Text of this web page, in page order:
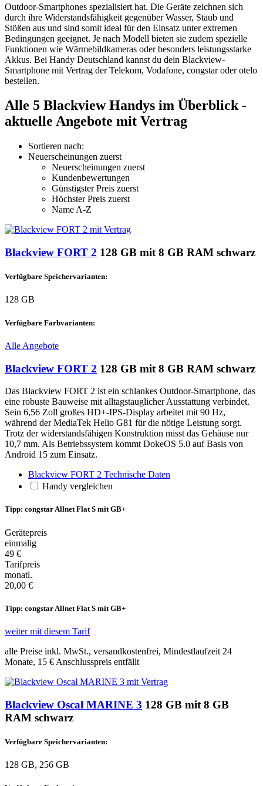
Outdoor-Smartphones spezialisiert hat. Die Geräte zeichnen sich
durch ihre Widerstandsfähigkeit gegenüber Wasser, Staub und
Stößen aus und sind somit ideal für den Einsatz unter extremen
Bedingungen geeignet. Je nach Modell bieten sie zudem spezielle
Funktionen wie Wärmebildkameras oder besonders leistungsstarke
Akkus. Bei Handy Deutschland kannst du dein Blackview-
Smartphone mit Vertrag der Telekom, Vodafone, congstar oder otelo
bestellen.
Alle 5 Blackview Handys im Überblick -
aktuelle Angebote mit Vertrag
Sortieren nach:
Neuerscheinungen zuerst
Neuerscheinungen zuerst
Kundenbewertungen
Günstigster Preis zuerst
Höchster Preis zuerst
Name A-Z
Blackview FORT 2 128 GB mit 8 GB RAM schwarz
Verfügbare Speichervarianten:
128 GB
Verfügbare Farbvarianten:
Alle Angebote
Blackview FORT 2 128 GB mit 8 GB RAM schwarz
Das Blackview FORT 2 ist ein schlankes Outdoor-Smartphone, das
eine robuste Bauweise mit alltagstauglicher Ausstattung verbindet.
Sein 6,56 Zoll großes HD+-IPS-Display arbeitet mit 90 Hz,
während der MediaTek Helio G81 für die nötige Leistung sorgt.
Trotz der widerstandsfähigen Konstruktion misst das Gehäuse nur
10,7 mm. Als Betriebssystem kommt DokeOS 5.0 auf Basis von
Android 15 zum Einsatz.
Blackview FORT 2 Technische Daten
Handy vergleichen
Tipp: congstar Allnet Flat S mit GB+
Gerätepreis
einmalig
49 €
Tarifpreis
monatl.
20,00 €
Tipp: congstar Allnet Flat S mit GB+
weiter mit diesem Tarif
alle Preise inkl. MwSt., versandkostenfrei, Mindestlaufzeit 24
Monate, 15 € Anschlusspreis entfällt
Blackview Oscal MARINE 3 128 GB mit 8 GB
RAM schwarz
Verfügbare Speichervarianten:
128 GB, 256 GB